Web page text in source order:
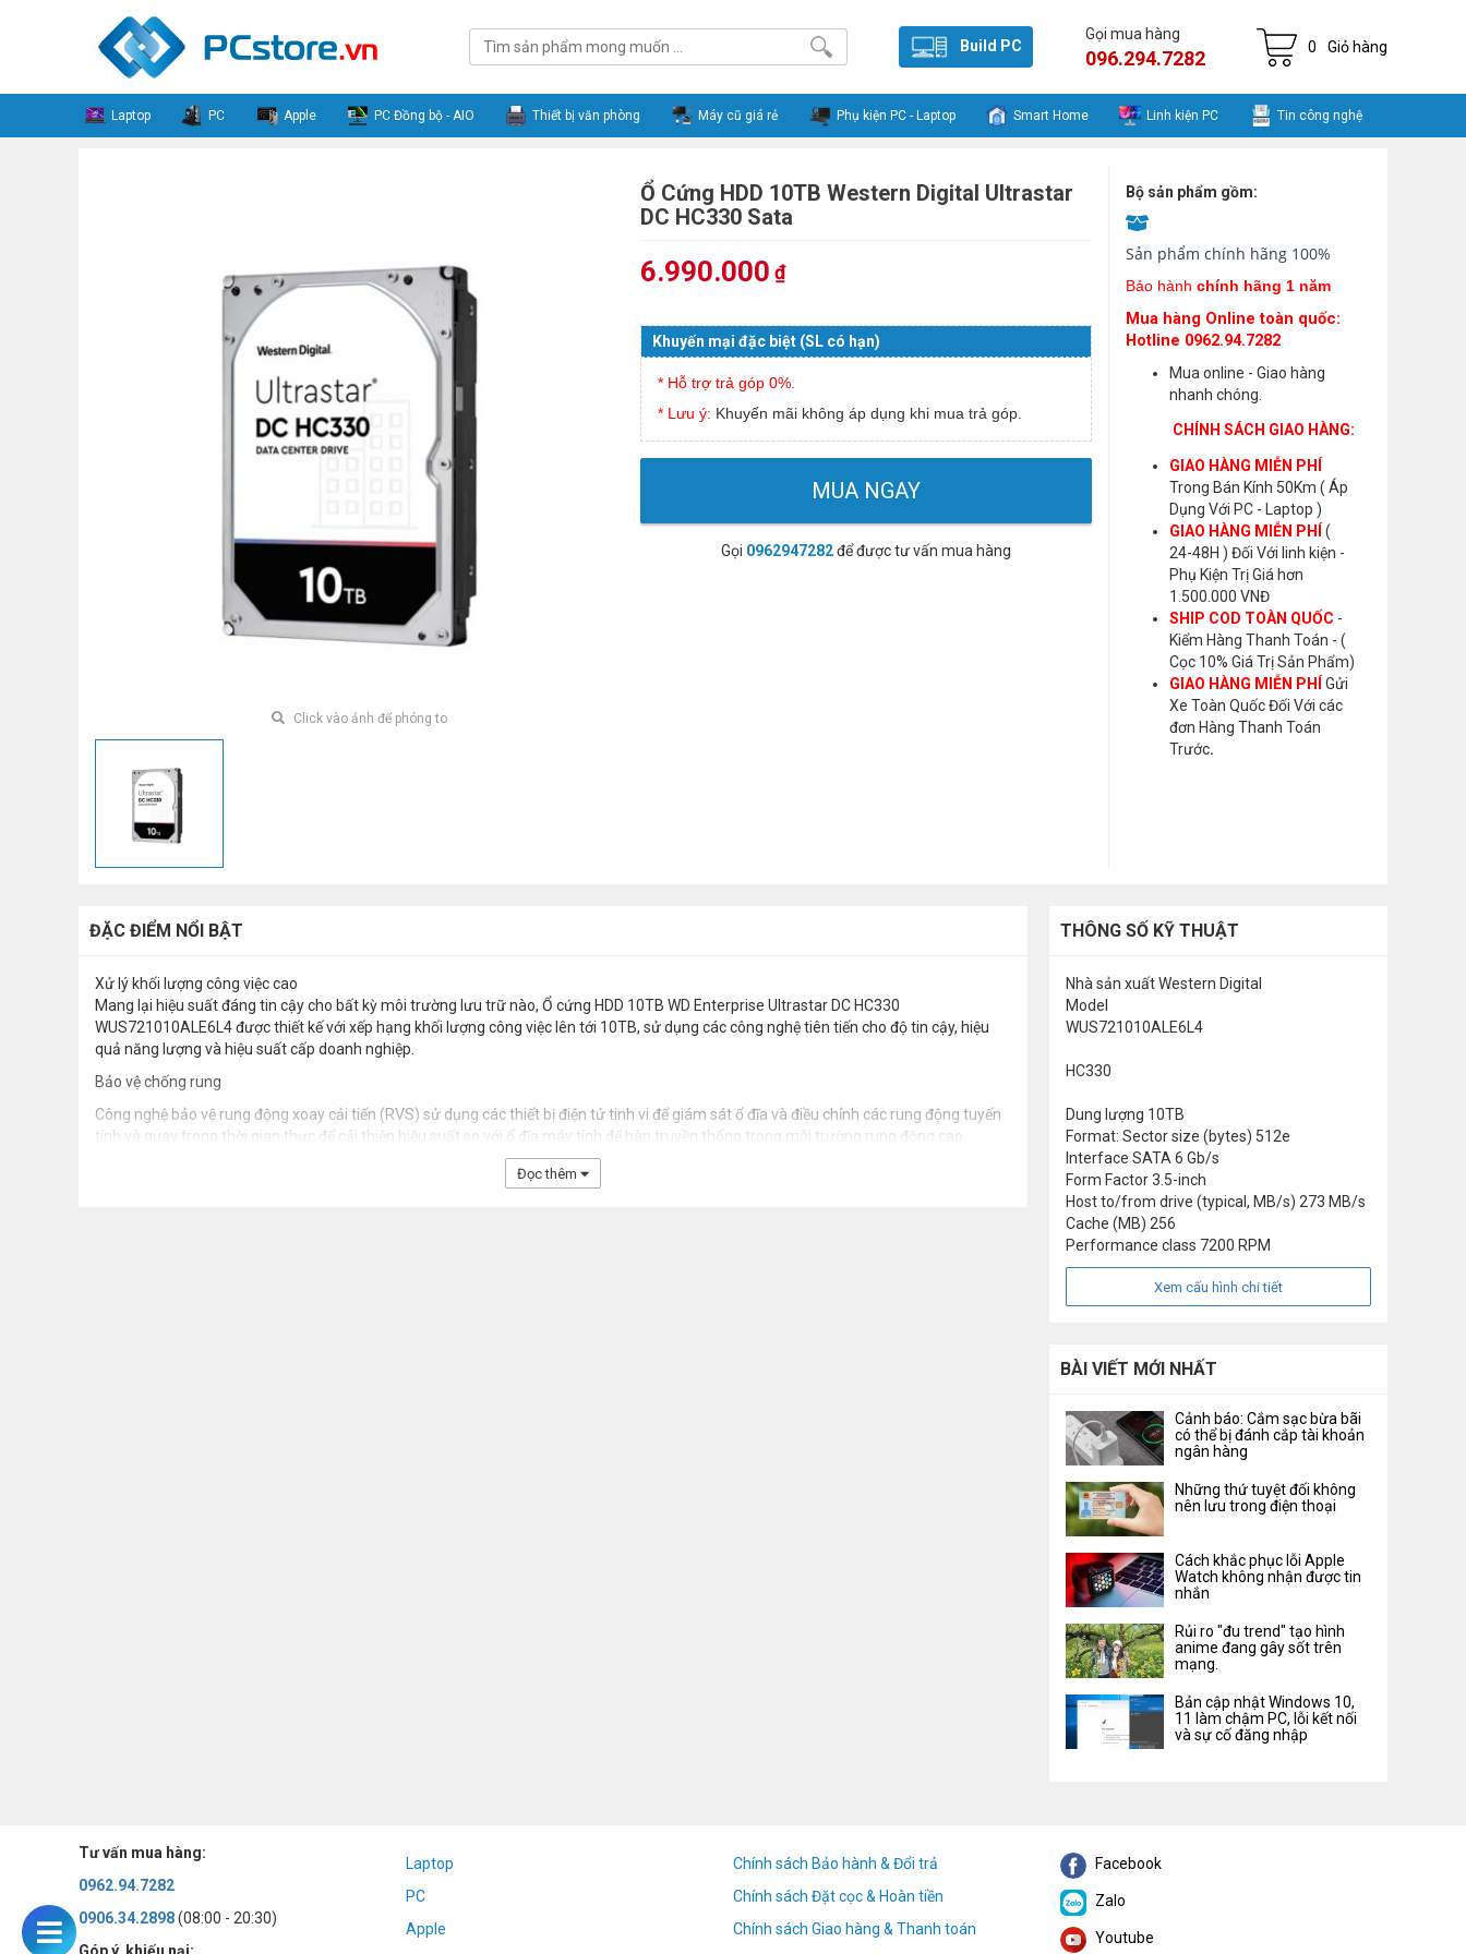
Build PC
Gọi mua hàng
096.294.7282 0 Giỏ hàng
Laptop PC Apple PC Đồng bộ - AIO Thiết bị văn phòng Máy cũ giá rẻ Phụ kiện PC - Laptop Smart Home Linh kiện PC Tin công nghệ
Click vào ảnh để phóng to
Ổ Cứng HDD 10TB Western Digital Ultrastar
DC HC330 Sata
6.990.000 ₫
Khuyến mại đặc biệt (SL có hạn)
* Hỗ trợ trả góp 0%.
* Lưu ý: Khuyến mãi không áp dụng khi mua trả góp.
MUA NGAY
Gọi 0962947282để được tư vấn mua hàng
Bộ sản phẩm gồm:
Sản phẩm chính hãng 100%
Bảo hành chính hãng 1 năm
Mua hàng Online toàn quốc:
Hotline 0962.94.7282
Mua online - Giao hàng
nhanh chóng.
CHÍNH SÁCH GIAO HÀNG:
GIAO HÀNG MIỄN PHÍ
Trong Bán Kính 50Km ( Áp
Dụng Với PC - Laptop )
GIAO HÀNG MIỄN PHÍ
(
24-48H ) Đối Với linh kiện -
Phụ Kiện Trị Giá hơn
1.500.000 VNĐ
SHIP COD TOÀN QUỐC -
Kiểm Hàng Thanh Toán - (
Cọc 10% Giá Trị Sản Phẩm)
GIAO HÀNG MIỄN PHÍ
Gửi
Xe Toàn Quốc Đối Với các
đơn Hàng Thanh Toán
Trước.
ĐẶC ĐIỂM NỔI BẬT
Xử lý khối lượng công việc cao
Mang lại hiệu suất đáng tin cậy cho bất kỳ môi trường lưu trữ nào, Ổ cứng HDD 10TB WD Enterprise Ultrastar DC HC330
WUS721010ALE6L4 được thiết kế với xếp hạng khối lượng công việc lên tới 10TB, sử dụng các công nghệ tiên tiến cho độ tin cậy, hiệu
quả năng lượng và hiệu suất cấp doanh nghiệp.
Bảo vệ chống rung
Công nghệ bảo vệ rung động xoay cải tiến (RVS) sử dụng các thiết bị điện tử tinh vi để giám sát ổ đĩa và điều chỉnh các rung động tuyến
tính và quay trong thời gian thực để cải thiện hiệu suất so với ổ đĩa máy tính để bàn truyền thống trong môi trường rung động cao.
Đọc thêm
THÔNG SỐ KỸ THUẬT
Nhà sản xuấtWestern Digital
Model
WUS721010ALE6L4
HC330
Dung lượng 10TB
Format: Sector size (bytes) 512e
Interface SATA 6 Gb/s
Form Factor3.5-inch
Host to/from drive (typical, MB/s) 273 MB/s
Cache (MB) 256
Performance class 7200 RPM
Xem cấu hình chi tiết
BÀI VIẾT MỚI NHẤT
Cảnh báo: Cắm sạc bừa bãi
có thể bị đánh cắp tài khoản
ngân hàng
Những thứ tuyệt đối không
nên lưu trong điện thoại
Cách khắc phục lỗi Apple
Watch không nhận được tin
nhắn
Rủi ro "đu trend" tạo hình
anime đang gây sốt trên
mạng.
Bản cập nhật Windows 10,
11 làm chậm PC, lỗi kết nối
và sự cố đăng nhập
Tư vấn mua hàng:
0962.94.7282
0906.34.2898(08:00 - 20:30)
Góp ý, khiếu nại:
Laptop
PC
Apple
Chính sách Bảo hành & Đổi trả
Chính sách Đặt cọc & Hoàn tiền
Chính sách Giao hàng & Thanh toán
Facebook
Zalo
Youtube